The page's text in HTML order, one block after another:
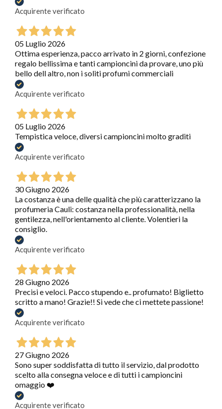
Acquirente verificato
05 Luglio 2026
Ottima esperienza, pacco arrivato in 2 giorni, confezione
regalo bellissima e tanti campioncini da provare, uno più
bello dell altro, non i soliti profumi commerciali
Acquirente verificato
05 Luglio 2026
Tempistica veloce, diversi campioncini molto graditi
Acquirente verificato
30 Giugno 2026
La costanza è una delle qualità che più caratterizzano la
profumeria Cauli: costanza nella professionalità, nella
gentilezza, nell'orientamento al cliente. Volentieri la
consiglio.
Acquirente verificato
28 Giugno 2026
Precisi e veloci. Pacco stupendo e.. profumato! Biglietto
scritto a mano! Grazie!! Si vede che ci mettete passione!
Acquirente verificato
27 Giugno 2026
Sono super soddisfatta di tutto il servizio, dal prodotto
scelto alla consegna veloce e di tutti i campioncini
omaggio ❤️
Acquirente verificato